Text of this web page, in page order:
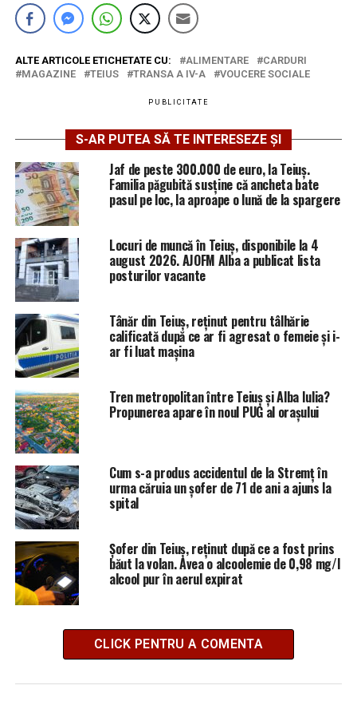
ALTE ARTICOLE ETICHETATE CU: ALIMENTARE
CARDURI
MAGAZINE
TEIUS TRANSA A IV-A VOUCERE SOCIALE
PUBLICITATE
S-AR PUTEA SĂ TE INTERESEZE ȘI
Jaf de peste 300.000 de euro, la Teiuș.
Familia păgubită susține că ancheta bate
pasul pe loc, la aproape o lună de la spargere
Locuri de muncă în Teiuș, disponibile la 4
august 2026. AJOFM Alba a publicat lista
posturilor vacante
Tânăr din Teiuș, reținut pentru tâlhărie
calificată după ce ar fi agresat o femeie și i-
ar fi luat mașina
Tren metropolitan între Teiuș și Alba Iulia?
Propunerea apare în noul PUG al orașului
Cum s-a produs accidentul de la Stremț în
urma căruia un șofer de 71 de ani a ajuns la
spital
Șofer din Teiuș, reținut după ce a fost prins
băut la volan. Avea o alcoolemie de 0,98 mg/l
alcool pur în aerul expirat
CLICK PENTRU A COMENTA